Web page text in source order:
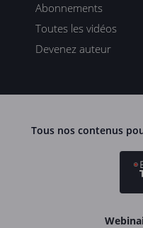
Abonnements
Toutes les vidéos
Devenez auteur
Tous nos contenus